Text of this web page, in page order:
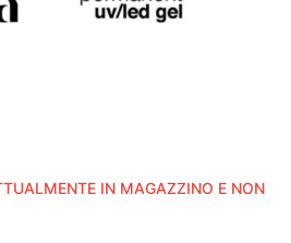
IN MAGAZZINO E NON